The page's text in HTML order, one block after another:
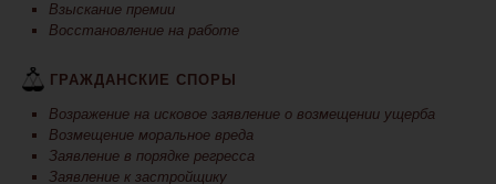
Взыскание премии
Восстановление на работе
ГРАЖДАНСКИЕ СПОРЫ
Возражение на исковое заявление о возмещении ущерба
Возмещение моральное вреда
Заявление в порядке регресса
Заявление к застройщику